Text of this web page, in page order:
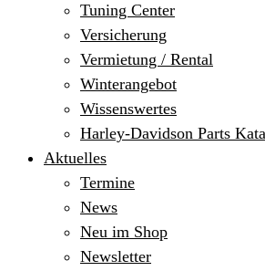
Tuning Center
Versicherung
Vermietung / Rental
Winterangebot
Wissenswertes
Harley-Davidson Parts
Aktuelles
Termine
News
Neu im Shop
Newsletter